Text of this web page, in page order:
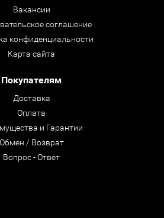
Вакансии
соглашение
конфиденциальности
Карта сайта
Покупателям
Доставка
Оплата
и Гарантии
Обмен / Возврат
Вопрос - Ответ